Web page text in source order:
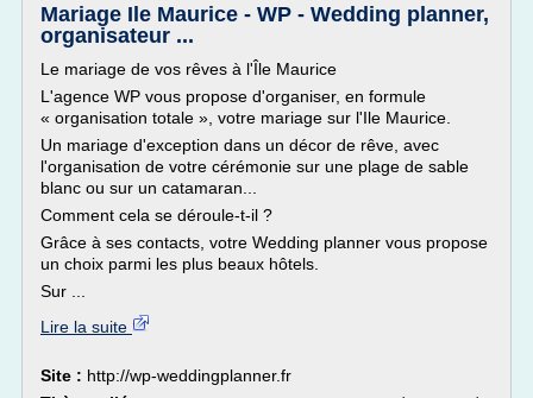
Mariage Ile Maurice - WP - Wedding planner,
organisateur ...
Le mariage de vos rêves à l'Île Maurice
L'agence WP vous propose d'organiser, en formule
« organisation totale », votre mariage sur l'Ile Maurice.
Un mariage d'exception dans un décor de rêve, avec
l'organisation de votre cérémonie sur une plage de sable
blanc ou sur un catamaran...
Comment cela se déroule-t-il ?
Grâce à ses contacts, votre Wedding planner vous propose
un choix parmi les plus beaux hôtels.
Sur ...
Lire la suite
Site : http://wp-weddingplanner.fr